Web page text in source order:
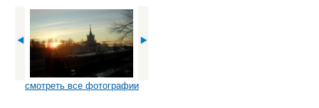
смотреть все фотографии